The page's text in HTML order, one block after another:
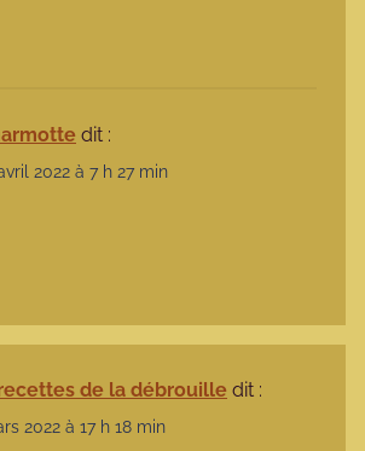
dit :
2022 à 7 h 27 min
de la débrouille dit :
2022 à 17 h 18 min